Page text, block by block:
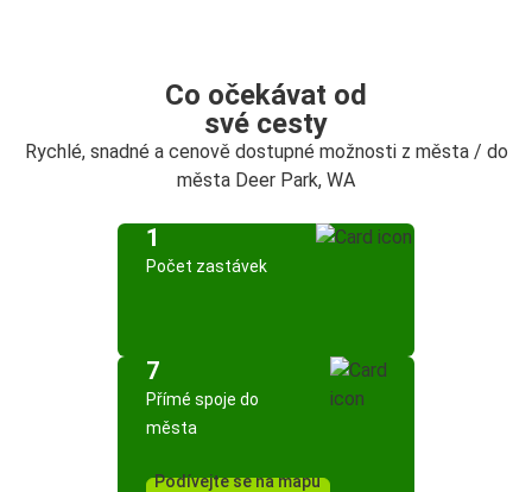
Co očekávat od
své cesty
Rychlé, snadné a cenově dostupné možnosti z města / do
města Deer Park, WA
1
Počet zastávek
7
Přímé spoje do
města
Podívejte se na mapu